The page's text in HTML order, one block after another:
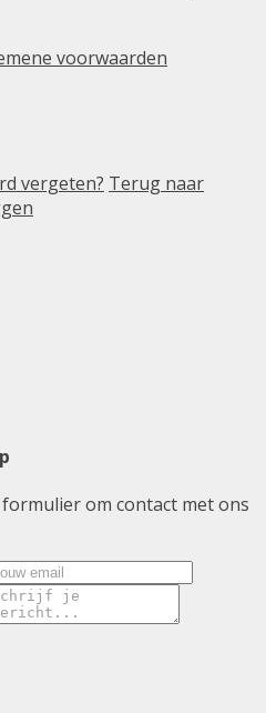
voorwaarden
vergeten? Terug naar
om contact met ons